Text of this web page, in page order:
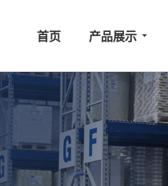
首页 产品展示